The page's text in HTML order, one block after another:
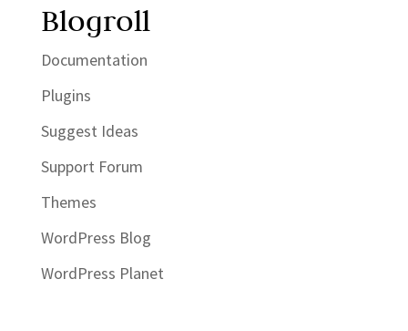
Blogroll
Documentation
Plugins
Suggest Ideas
Support Forum
Themes
WordPress Blog
WordPress Planet